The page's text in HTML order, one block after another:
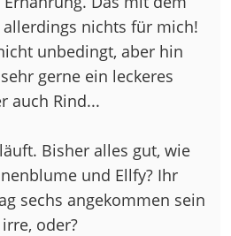
allerdings nichts für mich!
unbedingt, aber hin
gerne ein leckeres
auch Rind...
Bisher alles gut, wie
und Ellfy? Ihr
sechs angekommen sein
oder?